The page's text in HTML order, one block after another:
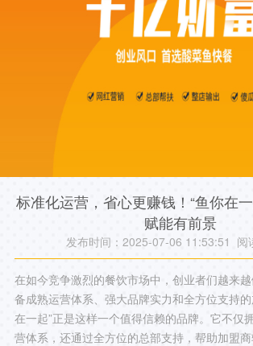
标准化运营，省心更赚钱！“鱼你在
赋能有前景
发布时间：2025-07-06 11:53:51 阅
在如今竞争激烈的餐饮市场中，创业者们越来
备成熟运营体系、强大品牌实力和全方位支持
在一起”正是这样一个值得信赖的品牌。它不仅
营体系，还通过全方位的总部支持，帮助加盟